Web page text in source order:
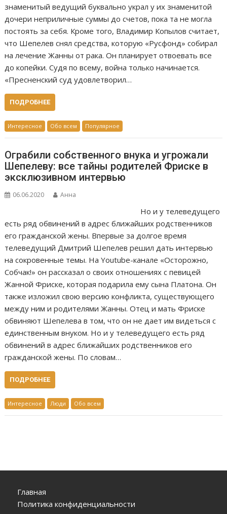
знаменитый ведущий буквально украл у их знаменитой
дочери неприличные суммы до счетов, пока та не могла
постоять за себя. Кроме того, Владимир Копылов считает,
что Шепелев снял средства, которую «Русфонд» собирал
на лечение Жанны от рака. Он планирует отвоевать все
до копейки. Судя по всему, война только начинается.
«Пресненский суд удовлетворил…
ПОДРОБНЕЕ
Интересное Обо всем Популярное
Ограбили собственного внука и угрожали
Шепелеву: все тайны родителей Фриске в
эксклюзивном интервью
06.06.2020 Анна
Но и у телеведущего
есть ряд обвинений в адрес ближайших родственников
его гражданской жены. Впервые за долгое время
телеведущий Дмитрий Шепелев решил дать интервью
на сокровенные темы. На Youtube-канале «Осторожно,
Собчак!» он рассказал о своих отношениях с певицей
Жанной Фриске, которая подарила ему сына Платона. Он
также изложил свою версию конфликта, существующего
между ним и родителями Жанны. Отец и мать Фриске
обвиняют Шепелева в том, что он не дает им видеться с
единственным внуком. Но и у телеведущего есть ряд
обвинений в адрес ближайших родственников его
гражданской жены. По словам…
ПОДРОБНЕЕ
Интересное Люди Обо всем
Главная
Политика конфиденциальности